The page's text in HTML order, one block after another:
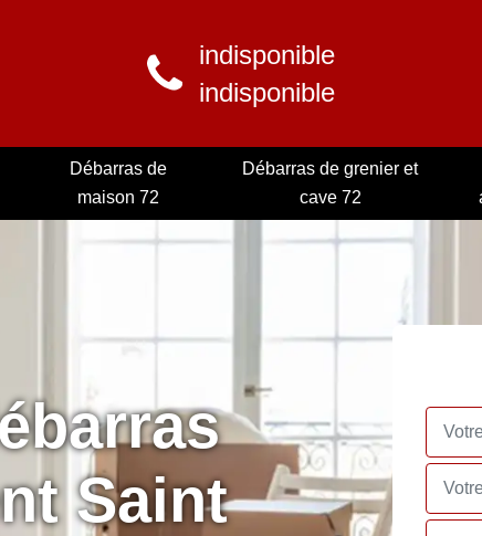
indisponible
indisponible
Débarras de
maison 72
Débarras de grenier et
cave 72
Saint